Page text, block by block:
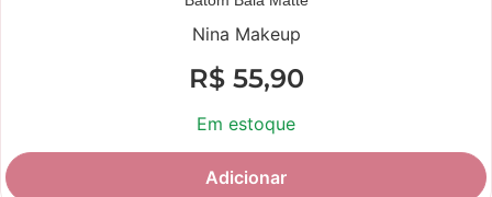
Nina Makeup
R$55,90
Em estoque
Adicionar